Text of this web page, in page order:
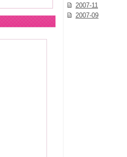
2007-11
2007-09